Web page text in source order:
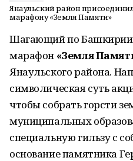
Янаульский район
марафону «Земля Памяти»
Шагающий по Башкирии
марафон «Земля
Янаульского района.
символическая суть
чтобы собрать горсти
муниципальных
специальную гильзу с
основание памятника